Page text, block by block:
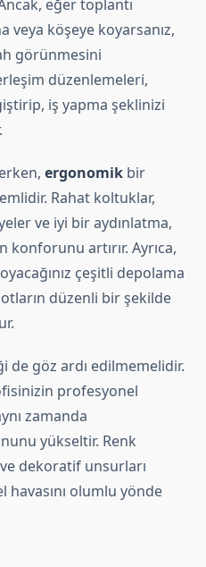
eğer toplantı
veya köşeye koyarsanız,
görünmesini
düzenlemeleri,
iş yapma şeklinizi
ergonomik bir
Rahat koltuklar,
ve iyi bir aydınlatma,
konforunu artırır. Ayrıca,
çeşitli depolama
düzenli bir şekilde
de göz ardı edilmemelidir.
profesyonel
zamanda
yükseltir. Renk
dekoratif unsurları
olumlu yönde